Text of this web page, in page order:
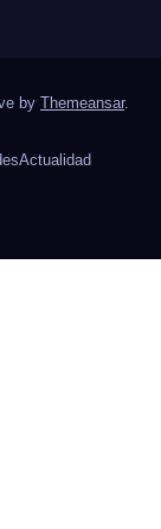
by Themeansar.
Actualidad